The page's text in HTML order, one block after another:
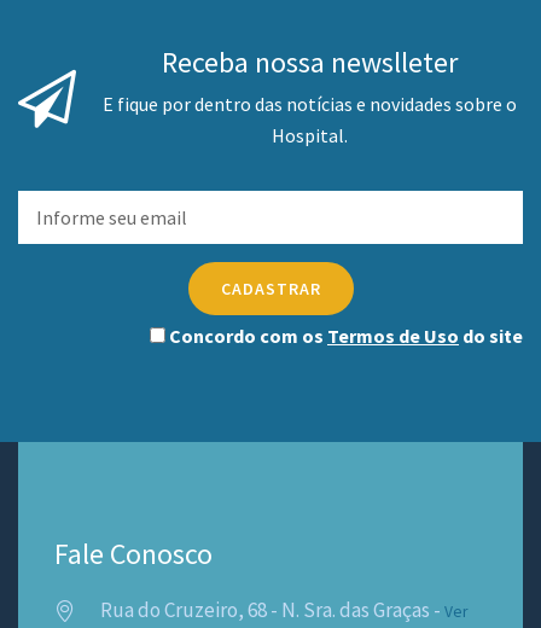
Receba nossa newslleter
E fique por dentro das notícias e novidades sobre o
Hospital.
CADASTRAR
Concordo com os Termos de Uso do site
Fale Conosco
Rua do Cruzeiro, 68 - N. Sra. das Graças - Ver